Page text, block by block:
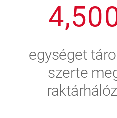
4
5
6
7
,5
6
7
8
0
egységet
szerte